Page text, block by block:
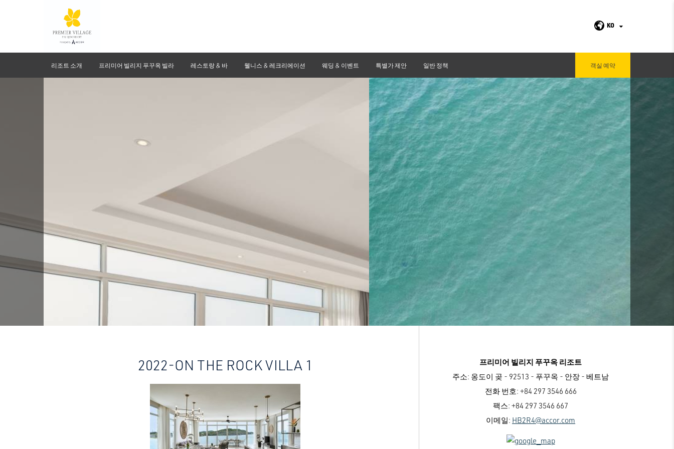
KO
리조트 소개 프리미어 빌리지 푸꾸옥 빌라 레스토랑 & 바 웰니스 & 레크리에이션 웨딩 & 이벤트 특별가 제안 일반 정책 객실 예약
2022-ON THE ROCK VILLA 1
프리미어 빌리지 푸꾸옥 리조트
주소: 옹도이 곶 - 92513 - 푸꾸옥 - 안장 - 베트남
전화 번호: +84 297 3546 666
팩스: +84 297 3546 667
이메일: HB2R4@accor.com